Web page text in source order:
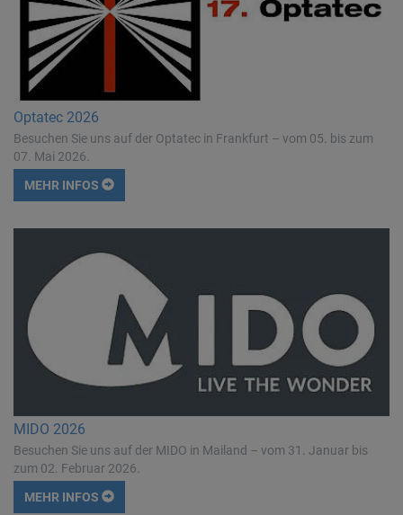
Optatec 2026
Besuchen Sie uns auf der Optatec in Frankfurt – vom 05. bis zum
07. Mai 2026.
MEHR INFOS
MIDO 2026
Besuchen Sie uns auf der MIDO in Mailand – vom 31. Januar bis
zum 02. Februar 2026.
MEHR INFOS